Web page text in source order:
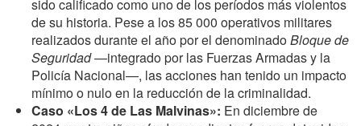
sido calificado como uno de los períodos más violentos
de su historia. Pese a los 85 000 operativos militares
realizados durante el año por el denominadoBloque de
Seguridad—integrado por las Fuerzas Armadas y la
Policía Nacional—, las acciones han tenido un impacto
mínimo o nulo en la reducción de la criminalidad.
Caso «Los 4 de Las Malvinas»: En diciembre de